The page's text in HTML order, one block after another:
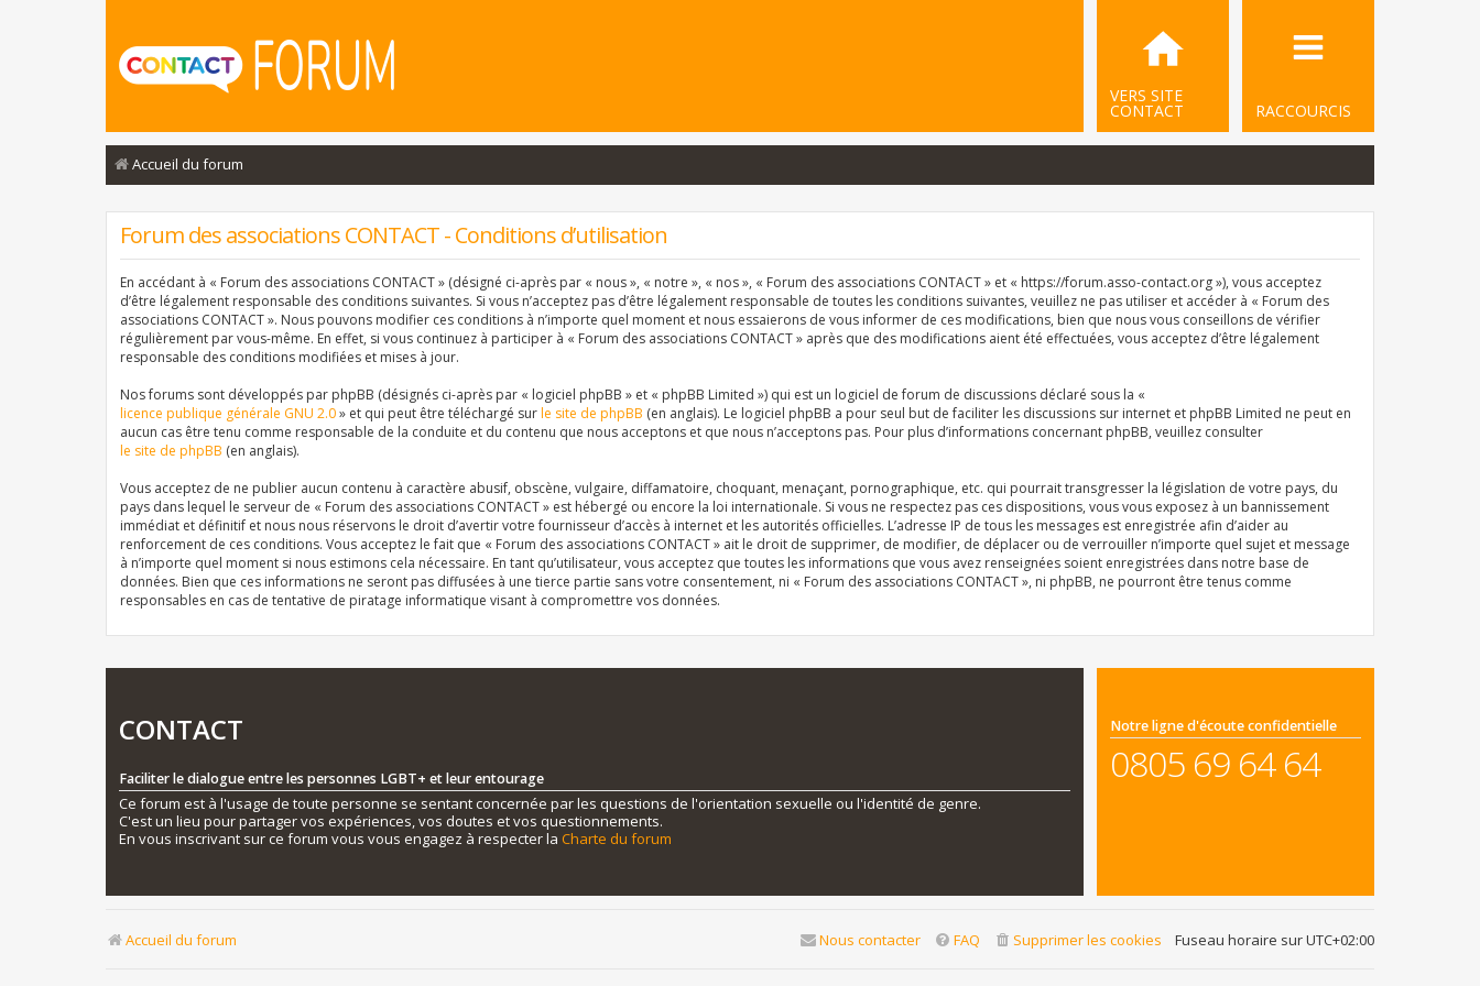
RACCOURCIS
VERS SITE
CONTACT
Accueil du forum
Forum des associations CONTACT - Conditions d’utilisation
En accédant à « Forum des associations CONTACT » (désigné ci-après par « nous », « notre », « nos », « Forum des associations CONTACT » et « https://forum.asso-contact.org »), vous acceptez
d’être légalement responsable des conditions suivantes. Si vous n’acceptez pas d’être légalement responsable de toutes les conditions suivantes, veuillez ne pas utiliser et accéder à « Forum des
associations CONTACT ». Nous pouvons modifier ces conditions à n’importe quel moment et nous essaierons de vous informer de ces modifications, bien que nous vous conseillons de vérifier
régulièrement par vous-même. En effet, si vous continuez à participer à « Forum des associations CONTACT » après que des modifications aient été effectuées, vous acceptez d’être légalement
responsable des conditions modifiées et mises à jour.
Nos forums sont développés par phpBB (désignés ci-après par « logiciel phpBB » et « phpBB Limited ») qui est un logiciel de forum de discussions déclaré sous la «
licence publique générale GNU 2.0» et qui peut être téléchargé surle site de phpBB (en anglais). Le logiciel phpBB a pour seul but de faciliter les discussions sur internet et phpBB Limited ne peut en
aucun cas être tenu comme responsable de la conduite et du contenu que nous acceptons et que nous n’acceptons pas. Pour plus d’informations concernant phpBB, veuillez consulter
le site de phpBB (en anglais).
Vous acceptez de ne publier aucun contenu à caractère abusif, obscène, vulgaire, diffamatoire, choquant, menaçant, pornographique, etc. qui pourrait transgresser la législation de votre pays, du
pays dans lequel le serveur de « Forum des associations CONTACT » est hébergé ou encore la loi internationale. Si vous ne respectez pas ces dispositions, vous vous exposez à un bannissement
immédiat et définitif et nous nous réservons le droit d’avertir votre fournisseur d’accès à internet et les autorités officielles. L’adresse IP de tous les messages est enregistrée afin d’aider au
renforcement de ces conditions. Vous acceptez le fait que « Forum des associations CONTACT » ait le droit de supprimer, de modifier, de déplacer ou de verrouiller n’importe quel sujet et message
à n’importe quel moment si nous estimons cela nécessaire. En tant qu’utilisateur, vous acceptez que toutes les informations que vous avez renseignées soient enregistrées dans notre base de
données. Bien que ces informations ne seront pas diffusées à une tierce partie sans votre consentement, ni « Forum des associations CONTACT », ni phpBB, ne pourront être tenus comme
responsables en cas de tentative de piratage informatique visant à compromettre vos données.
CONTACT
Faciliter le dialogue entre les personnes LGBT+ et leur entourage
Ce forum est à l'usage de toute personne se sentant concernée par les questions de l'orientation sexuelle ou l'identité de genre.
C'est un lieu pour partager vos expériences, vos doutes et vos questionnements.
En vous inscrivant sur ce forum vous vous engagez à respecter la Charte du forum
Notre ligne d'écoute confidentielle
0805 69 64 64
Accueil du forum Fuseau horaire surUTC+02:00
Supprimer les cookies
FAQ
Nous contacter